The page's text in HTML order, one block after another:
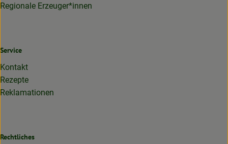
Regionale Erzeuger*innen
Service
Kontakt
Rezepte
Reklamationen
Rechtliches